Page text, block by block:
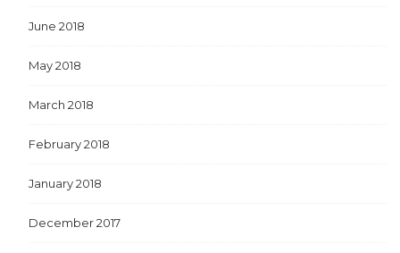
June 2018
May 2018
March 2018
February 2018
January 2018
December 2017